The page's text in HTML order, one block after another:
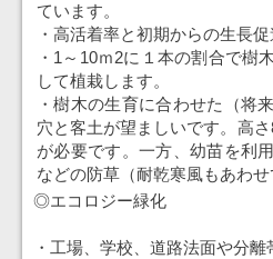
ています。
・高活着率と初期からの生長促
・1～10ｍ2に１本の割合で樹
して植栽します。
・樹木の生育に合わせた（将
穴と客土が望ましいです。高
が必要です。一方、幼苗を利
などの防草（耐乾寒風もあわ
◎エコロジー緑化
・工場、学校、道路法面や分